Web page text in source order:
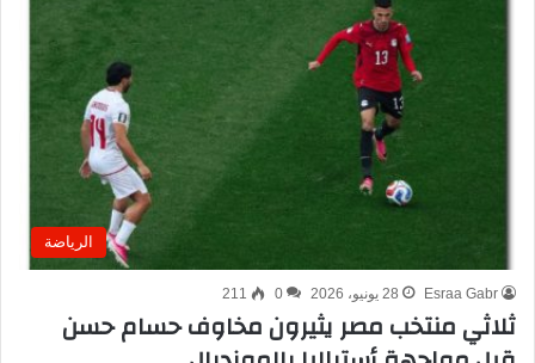
الرياضة
Esraa Gabr 28 يونيو، 2026 0
211
ثلاثي منتخب مصر يثيرون مخاوف حسام حسن